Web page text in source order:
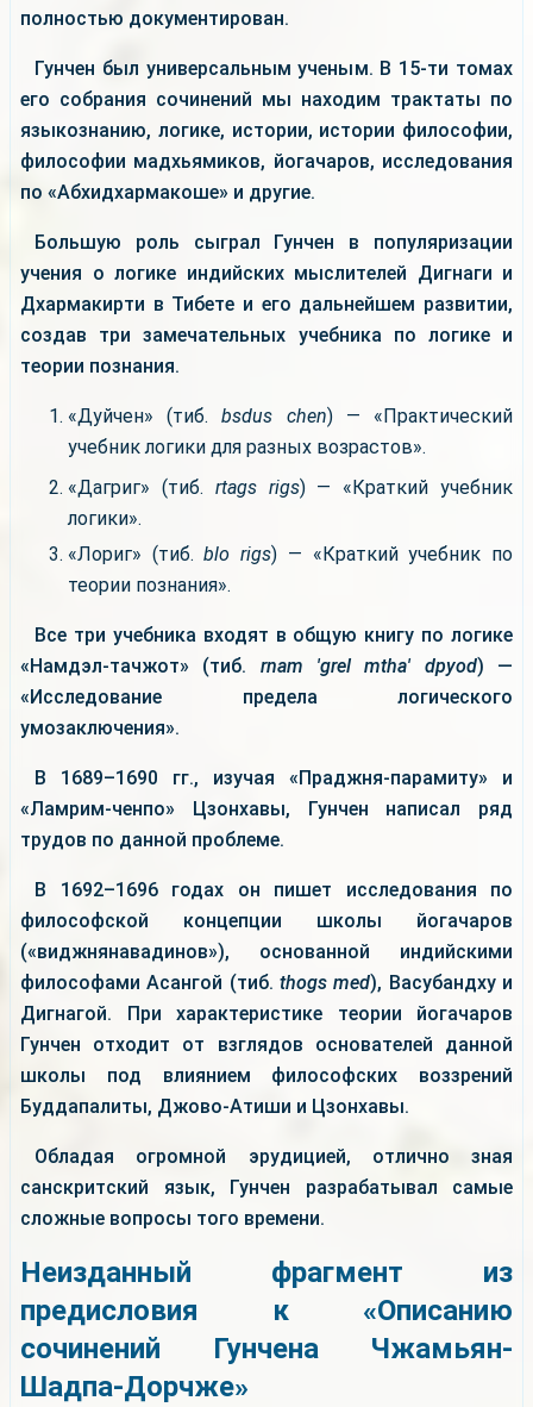
полностью документирован.
Гунчен был универсальным ученым. В 15-ти томах
его собрания сочинений мы находим трактаты по
языкознанию, логике, истории, истории философии,
философии мадхьямиков, йогачаров, исследования
по «Абхидхармакоше» и другие.
Большую роль сыграл Гунчен в популяризации
учения о логике индийских мыслителей Дигнаги и
Дхармакирти в Тибете и его дальнейшем развитии,
создав три замечательных учебника по логике и
теории познания.
«Дуйчен» (тиб.bsdus chen) — «Практический
учебник логики для разных возрастов».
«Дагриг» (тиб. rtags rigs) — «Краткий учебник
логики».
«Лориг» (тиб.blo rigs) — «Краткий учебник по
теории познания».
Все три учебника входят в общую книгу по логике
«Намдэл-тачжот» (тиб. rnam 'grel mtha' dpyod) —
«Исследование предела логического
умозаключения».
В 1689–1690 гг., изучая «Праджня-парамиту» и
«Ламрим-ченпо» Цзонхавы, Гунчен написал ряд
трудов по данной проблеме.
В 1692–1696 годах он пишет исследования по
философской концепции школы йогачаров
(«виджнянавадинов»), основанной индийскими
философами Асангой (тиб. thogs med), Васубандху и
Дигнагой. При характеристике теории йогачаров
Гунчен отходит от взглядов основателей данной
школы под влиянием философских воззрений
Буддапалиты, Джово-Атиши и Цзонхавы.
Обладая огромной эрудицией, отлично зная
санскритский язык, Гунчен разрабатывал самые
сложные вопросы того времени.
Неизданный фрагмент из
предисловия к «Описанию
сочинений Гунчена Чжамьян-
Шадпа-Дорчже»